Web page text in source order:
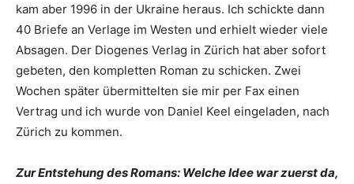
kam aber 1996 in der Ukraine heraus. Ich schickte dann
40 Briefe an Verlage im Westen und erhielt wieder viele
Absagen. Der Diogenes Verlag in Zürich hat aber sofort
gebeten, den kompletten Roman zu schicken. Zwei
Wochen später übermittelten sie mir per Fax einen
Vertrag und ich wurde von Daniel Keel eingeladen, nach
Zürich zu kommen.
Zur Entstehung des Romans: Welche Idee war zuerst da,